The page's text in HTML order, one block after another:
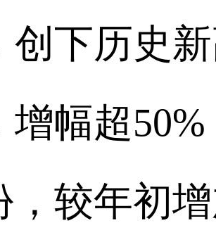
创下历史
增幅超
，较年初